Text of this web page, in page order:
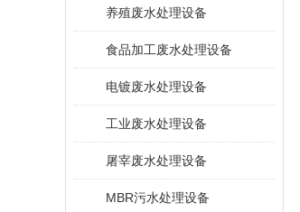
养殖废水处理设备
食品加工废水处理设备
电镀废水处理设备
工业废水处理设备
屠宰废水处理设备
MBR污水处理设备